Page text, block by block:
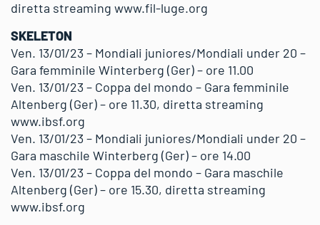
diretta streaming www.fil-luge.org
SKELETON
Ven. 13/01/23 – Mondiali juniores/Mondiali under 20 –
Gara femminile Winterberg (Ger) – ore 11.00
Ven. 13/01/23 – Coppa del mondo – Gara femminile
Altenberg (Ger) – ore 11.30, diretta streaming
www.ibsf.org
Ven. 13/01/23 – Mondiali juniores/Mondiali under 20 –
Gara maschile Winterberg (Ger) – ore 14.00
Ven. 13/01/23 – Coppa del mondo – Gara maschile
Altenberg (Ger) – ore 15.30, diretta streaming
www.ibsf.org